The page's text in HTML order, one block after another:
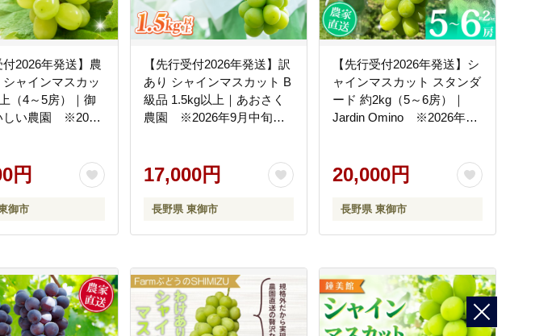
付2026年発送】農
ャインマスカッ
（4～5房）｜御
しい農園 ※2026
円
御市
【先行受付2026年発送】訳
あり シャインマスカット B
級品 1.5kg以上｜あおさく
農園 ※2026年9月中旬以
17,000円
長野県 東御市
【先行受付2026年発送】シ
ャインマスカット スタンダ
ード 約2kg（5～6房）｜
Jardin Omino ※2026年9
20,000円
長野県 東御市